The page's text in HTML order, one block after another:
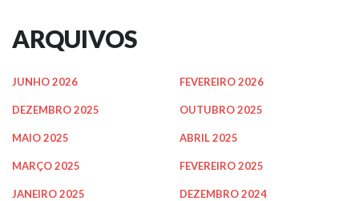
ARQUIVOS
JUNHO 2026 FEVEREIRO 2026
DEZEMBRO 2025 OUTUBRO 2025
MAIO 2025 ABRIL 2025
MARÇO 2025 FEVEREIRO 2025
JANEIRO 2025 DEZEMBRO 2024